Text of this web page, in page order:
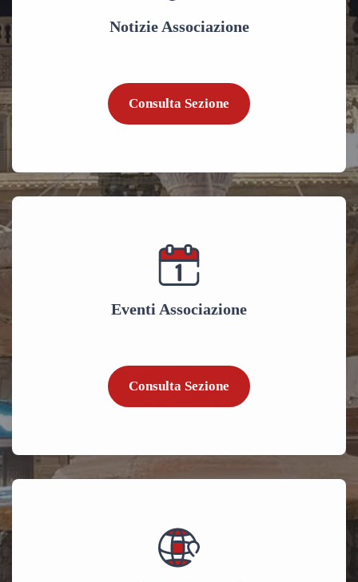
Notizie Associazione
Consulta Sezione
Eventi Associazione
Consulta Sezione